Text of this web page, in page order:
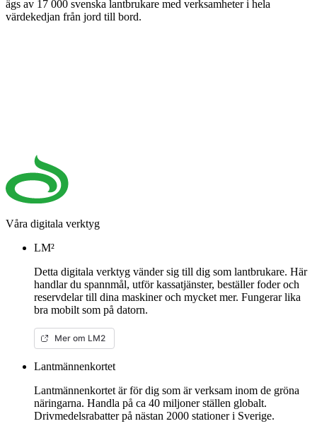
ägs av 17 000 svenska lantbrukare med verksamheter i hela
värdekedjan från jord till bord.
Våra digitala verktyg
LM²
Detta digitala verktyg vänder sig till dig som lantbrukare. Här
handlar du spannmål, utför kassatjänster, beställer foder och
reservdelar till dina maskiner och mycket mer. Fungerar lika
bra mobilt som på datorn.
Mer om LM2
Lantmännenkortet
Lantmännenkortet är för dig som är verksam inom de gröna
näringarna. Handla på ca 40 miljoner ställen globalt.
Drivmedelsrabatter på nästan 2000 stationer i Sverige.